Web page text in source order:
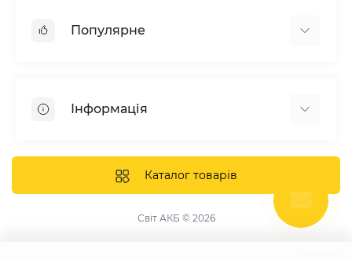
Популярне
Системи зберігання енергії
Інвертори
Інформація
Відгуки про нас
Доставка та оплата
Каталог товарів
Світ АКБ © 2026